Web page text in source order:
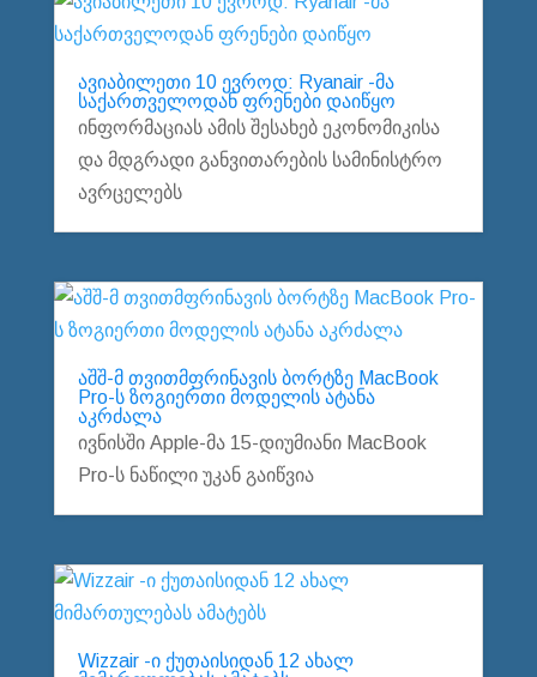
ავიაბილეთი 10 ევროდ: Ryanair -მა
საქართველოდან ფრენები დაიწყო
ინფორმაციას ამის შესახებ ეკონომიკისა
და მდგრადი განვითარების სამინისტრო
ავრცელებს
აშშ-მ თვითმფრინავის ბორტზე MacBook
Pro-ს ზოგიერთი მოდელის ატანა
აკრძალა
ივნისში Apple-მა 15-დიუმიანი MacBook
Pro-ს ნაწილი უკან გაიწვია
Wizzair -ი ქუთაისიდან 12 ახალ